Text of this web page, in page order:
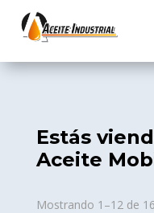
Estás
Aceite
Mostrando 1–12 de